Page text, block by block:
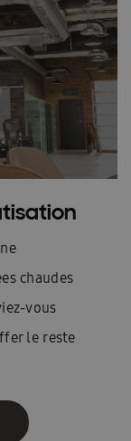
chaudes
vous
le reste